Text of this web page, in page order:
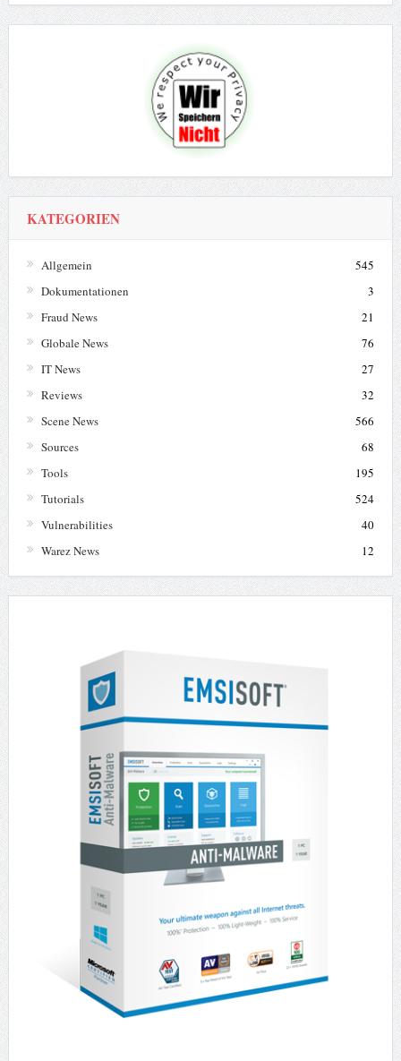
KATEGORIEN
Allgemein
545
Dokumentationen
3
Fraud News
21
Globale News
76
IT News
27
Reviews
32
Scene News
566
Sources
68
Tools
195
Tutorials
524
Vulnerabilities
40
Warez News
12